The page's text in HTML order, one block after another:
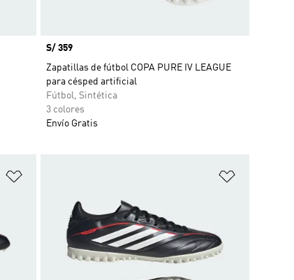
Precio
S/ 359
Zapatillas de fútbol COPA PURE IV LEAGUE
para césped artificial
Fútbol, Sintética
3 colores
Envío Gratis